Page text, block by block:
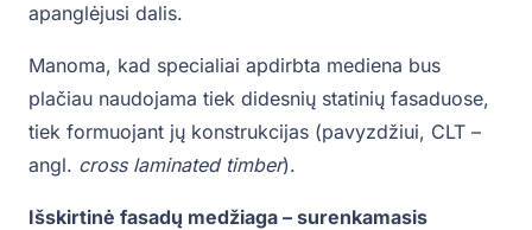
apanglėjusi dalis.
Manoma, kad specialiai apdirbta mediena bus
plačiau naudojama tiek didesnių statinių fasaduose,
tiek formuojant jų konstrukcijas (pavyzdžiui, CLT –
angl. cross laminated timber).
Išskirtinė fasadų medžiaga – surenkamasis